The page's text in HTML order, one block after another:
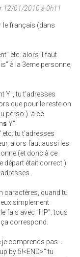
12/01/2010 à 0h11
le français (dans
etc. alors il faut
à la 3eme personne,
Y", tu t'adresses
que pour le reste on
perso ). à ce
s Y".
etc. tu t'adresses
alors faut aussi les
(et donc à ce
départ était correct ).
caractères, quand tu
simplement
fais avec "HP". tous
correspond.
comprends pas...
by 5!<END>" tu